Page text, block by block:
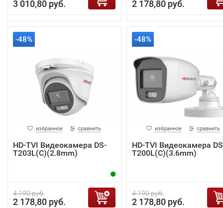
3 010,80 руб. 2 178,80 руб.
-48%
избранное сравнить
HD-TVI Видеокамера DS-
T203L(C)(2.8mm)
4 190 руб.
2 178,80 руб.
-48%
избранное сравнить
HD-TVI Видеокамера
T200L(C)(3.6mm)
4 190 руб.
2 178,80 руб.